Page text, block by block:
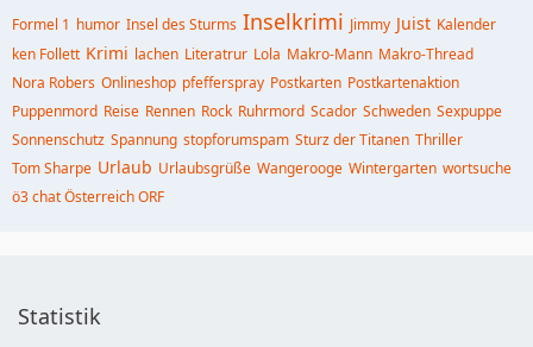
Formel 1 humor Insel des Sturms Inselkrimi Jimmy Juist Kalender
ken Follett Krimi lachen Literatrur Lola Makro-Mann Makro-Thread
Nora Robers Onlineshop pfefferspray Postkarten Postkartenaktion
Puppenmord Reise Rennen Rock Ruhrmord Scador Schweden Sexpuppe
Sonnenschutz Spannung stopforumspam Sturz der Titanen Thriller
Tom Sharpe Urlaub Urlaubsgrüße Wangerooge Wintergarten wortsuche
ö3 chat Österreich ORF
Statistik